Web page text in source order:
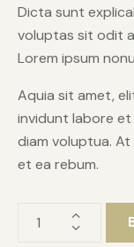
üzerinde
n 5.00
puan
aldı
Dicta sunt
voluptas sit odit
Lorem ipsum
Aquia sit amet,
invidunt labore
diam voluptua.
et ea rebum.